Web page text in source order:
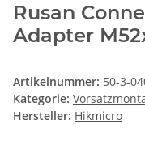
Rusan
Adapter
Artikelnummer: 50-3-
Kategorie:
Hersteller: Hikmicro